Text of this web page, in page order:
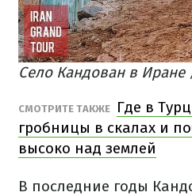
Село Кандован в
СМОТРИТЕ ТАКЖЕ
Где в
гробницы в скалах и
высоко над землей
В последние годы